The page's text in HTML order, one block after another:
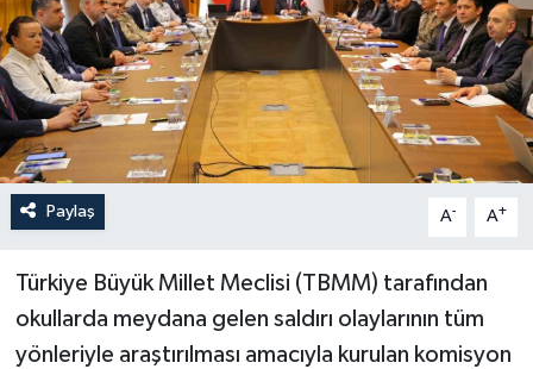
Paylaş A- A+
Türkiye Büyük Millet Meclisi (TBMM) tarafından
okullarda meydana gelen saldırı olaylarının tüm
yönleriyle araştırılması amacıyla kurulan komisyon
SİYASET
GÜNCEL
SPOR
YAŞAM
Yerel